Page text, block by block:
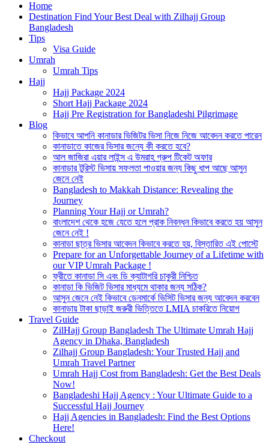
জিলহজ্জ গ্রুপ বাংলাদেশ
Best Hajj Umrah Travel Tour Agent in Bangladesh
Home
Destination Find Your Best Deal with Zilhajj Group
Bangladesh
Tips
Visa Guide
Umrah
Umrah Tips
Hajj
Hajj Package 2024
Short Hajj Package 2024
Hajj Pre Registration for Bangladeshi Pilgrimage
Blog
কিভাবে আপনি কানাডার ভিজিটর ভিসা নিজে নিজে আবেদন করতে পারেন
কানাডাতে কাজের ভিসার জন্যে কী করতে হবে?
আল জাজিরা এয়ার লাইন্স এ উমরাহ গ্রুপ টিকেট অফার
কানাডার টুরিস্ট ভিসায় সফলতা পাওয়ার জন্য কিছু ধাপ আছে আসুন
জেনে নেই
Bangladesh to Makkah Distance: Revealing the
Journey
Planning Your Hajj or Umrah?
বাংলাদেশ থেকে হজে যেতে হলে প্রাক নিবন্ধন কিভাবে করতে হয় আসুন
জেনে নেই !
কানাডা ছাত্র ভিসার আবেদন কিভাবে করতে হয়, বিস্তারিত এই পোস্টে
Prepare for an Unforgettable Journey of a Lifetime with
our VIP Umrah Package !
ফ্রীতে কানাডা সি এবং ডি ক্যাটাগরি চাকুরী নিশ্চিত
কানাডা কি ভিজিট ভিসার মাধ্যমে থাকার জন্য সঠিক?
আসুন জেনে নেই কিভাবে ডেনমার্কে ভিসিট ভিসার জন্য আবেদন করবেন
কানাডায় টাকা ছাড়াই জরুরী ভিত্তিতে LMIA চাকরিতে নিয়োগ
Travel Guide
ZilHajj Group Bangladesh The Ultimate Umrah Hajj
Agency in Dhaka, Bangladesh
Zilhajj Group Bangladesh: Your Trusted Hajj and
Umrah Travel Partner
Umrah Hajj Cost from Bangladesh: Get the Best Deals
Now!
Bangladeshi Hajj Agency : Your Ultimate Guide to a
Successful Hajj Journey
Hajj Agencies in Bangladesh: Find the Best Options
Here!
Checkout